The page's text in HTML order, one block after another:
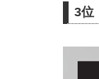
3位